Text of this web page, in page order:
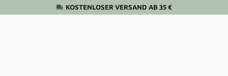
KOSTENLOSER VERSAND AB 35 €